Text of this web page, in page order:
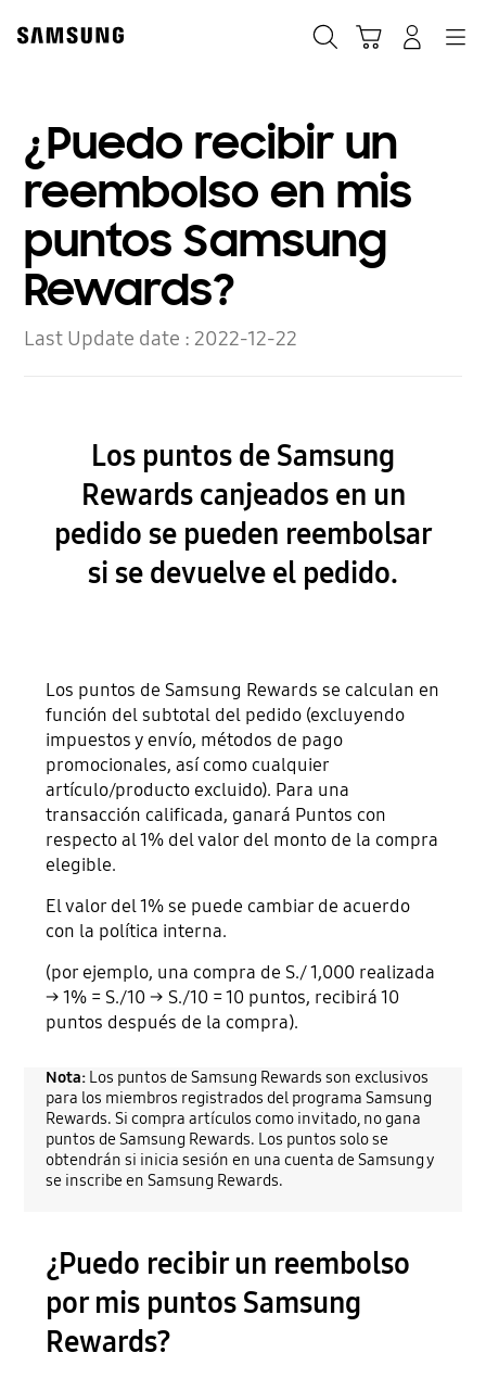
content
¿Puedo recibir un
reembolso en mis
puntos Samsung
Rewards?
Last Update date :2022-12-22
Los puntos de Samsung
Rewards canjeados en un
pedido se pueden reembolsar
si se devuelve el pedido.
Los puntos de Samsung Rewards se calculan en
función del subtotal del pedido (excluyendo
impuestos y envío, métodos de pago
promocionales, así como cualquier
artículo/producto excluido). Para una
transacción calificada, ganará Puntos con
respecto al 1% del valor del monto de la compra
elegible.
El valor del 1% se puede cambiar de acuerdo
con la política interna.
(por ejemplo, una compra de S./ 1,000 realizada
→ 1% = S./10 → S./10 = 10 puntos, recibirá 10
puntos después de la compra).
Nota: Los puntos de Samsung Rewards son exclusivos
para los miembros registrados del programa Samsung
Rewards. Si compra artículos como invitado, no gana
puntos de Samsung Rewards. Los puntos solo se
obtendrán si inicia sesión en una cuenta de Samsung y
se inscribe en Samsung Rewards.
¿Puedo recibir un reembolso
por mis puntos Samsung
Rewards?